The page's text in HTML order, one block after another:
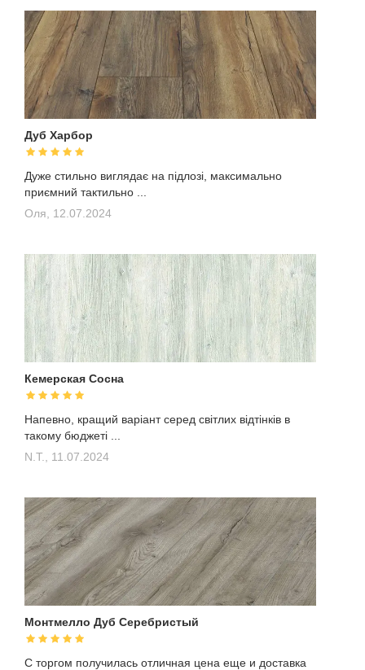
Дуб Харбор
Дуже стильно виглядає на підлозі, максимально
приємний тактильно ...
Оля, 12.07.2024
Кемерская Сосна
Напевно, кращий варіант серед світлих відтінків в
такому бюджеті ...
N.T., 11.07.2024
Монтмелло Дуб Серебристый
С торгом получилась отличная цена еще и доставка